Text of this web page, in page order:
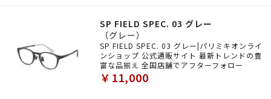
SP FIELD SPEC. 03 グレー
（グレー）
SP FIELD SPEC. 03 グレー|パリミキオンライ
ンショップ 公式通販サイト 最新トレンドの豊
富な品揃え 全国店舗でアフターフォロー
￥11,000